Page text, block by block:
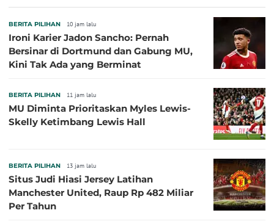
BERITA PILIHAN 10 jam lalu
Ironi Karier Jadon Sancho: Pernah
Bersinar di Dortmund dan Gabung MU,
Kini Tak Ada yang Berminat
BERITA PILIHAN 11 jam lalu
MU Diminta Prioritaskan Myles Lewis-
Skelly Ketimbang Lewis Hall
BERITA PILIHAN 13 jam lalu
Situs Judi Hiasi Jersey Latihan
Manchester United, Raup Rp 482 Miliar
Per Tahun